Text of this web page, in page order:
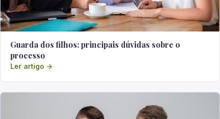
Guarda dos filhos: principais dúvidas sobre o
processo
Ler artigo →